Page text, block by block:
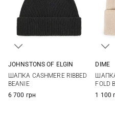
JOHNSTONS OF ELGIN
ШАПКА CASHMERE RIBBED
BEANIE
6 700 грн
DIME
ШАПКА
FOLD
1 100